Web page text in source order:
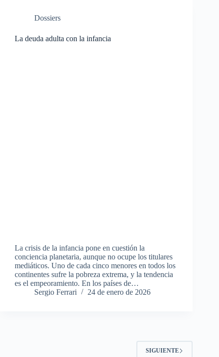
Dossiers
La deuda adulta con la infancia
La crisis de la infancia pone en cuestión la
conciencia planetaria, aunque no ocupe los titulares
mediáticos. Uno de cada cinco menores en todos los
continentes sufre la pobreza extrema, y la tendencia
es el empeoramiento. En los países de…
Sergio Ferrari
24 de enero de 2026
SIGUIENTE